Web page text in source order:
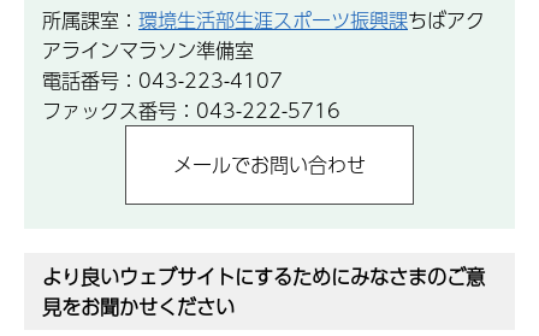
所属課室： 環境生活部生涯スポーツ振興課ちばアク
アラインマラソン準備室
電話番号：043-223-4107
ファックス番号：043-222-5716
より良いウェブサイトにするためにみなさまのご意
見をお聞かせください